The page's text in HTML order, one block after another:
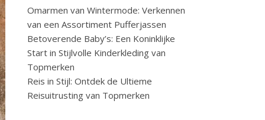
Omarmen van Wintermode: Verkennen
van een Assortiment Pufferjassen
Betoverende Baby’s: Een Koninklijke
Start in Stijlvolle Kinderkleding van
Topmerken
Reis in Stijl: Ontdek de Ultieme
Reisuitrusting van Topmerken